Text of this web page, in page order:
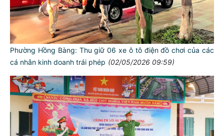
Phường Hồng Bàng: Thu giữ 06 xe ô tô điện đồ chơi của các
cá nhân kinh doanh trái phép (02/05/2026 09:59)